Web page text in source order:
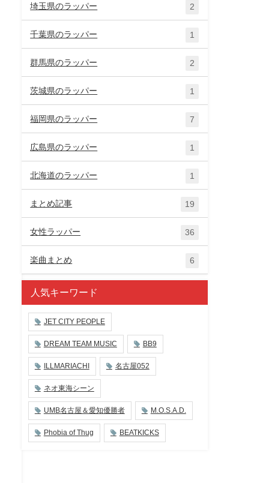
埼玉県のラッパー 2
千葉県のラッパー 1
群馬県のラッパー 2
茨城県のラッパー 1
福岡県のラッパー 7
広島県のラッパー 1
北海道のラッパー 1
まとめ記事 19
女性ラッパー 36
楽曲まとめ 6
人気キーワード
JET CITY PEOPLE
DREAM TEAM MUSIC BB9
ILLMARIACHI 名古屋052
ネオ東海シーン
UMB名古屋＆愛知優勝者 M.O.S.A.D.
Phobia of Thug BEATKICKS